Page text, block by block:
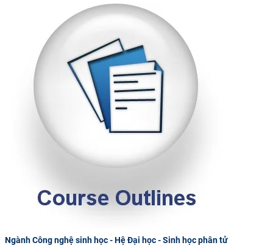
Ngành Công nghệ sinh học - Hệ Đại học - Sinh học phân tử